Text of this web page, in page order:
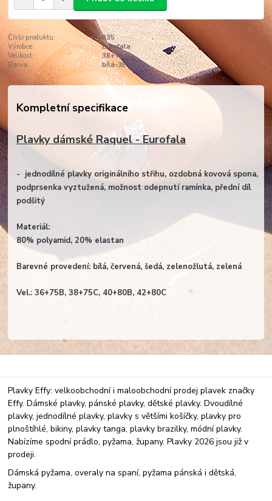
Číslo produktu:
035
Výrobce:
Eurofala
Velikost:
38+75C
Barva:
bílá-3E
Kompletní specifikace
Plavky dámské Raquel - Eurofala
- jednodílné plavky originálního střihu, ozdobná kovová spona,
podprsenka vyztužená, možnost odepnutí ramínka, přední díl
podšitý
Materiál:
80% polyamid, 20% elastan
Barevné provedení: bílá, červená, šedá, zelenožlutá, zelená
Vel.: 36+75B, 38+75C, 40+80B, 42+80C
Plavky Effy: velkoobchodní i maloobchodní prodej plavek značky
Effy. Dámské plavky, pánské plavky, dětské plavky. Dvoudílné
plavky, jednodílné plavky, plavky s většími košíčky, plavky pro
plnoštíhlé, bikiny, plavky tanga, plavky brazilky, módní plavky.
Nabízíme spodní prádlo, pyžama, župany. Plavky 2026 jsou již v
prodeji.
Dámská pyžama, overaly na spaní, pyžama pánská i dětská,
župany.